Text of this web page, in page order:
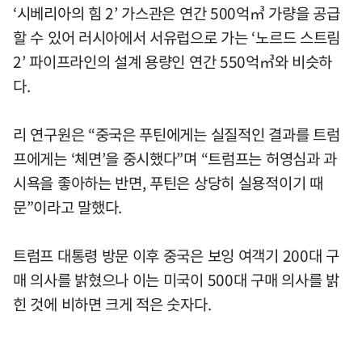
‘시베리아의 힘 2’ 가스관은 연간 500억㎥ 가량을 공급
할 수 있어 러시아에서 서유럽으로 가는 ‘노르드 스트림
2’ 파이프라인의 설계 용량인 연간 550억㎥와 비슷하
다.
리 연구원은 “중국은 푸틴에게는 실질적인 결과를 트럼
프에게는 ‘체면’을 중시했다”며 “트럼프는 허영심과 과
시욕을 좋아하는 반면, 푸틴은 상당히 실용적이기 때
문”이라고 말했다.
트럼프 대통령 방문 이후 중국은 보잉 여객기 200대 구
매 의사를 밝혔으나 이는 미국이 500대 구매 의사를 밝
힌 것에 비하면 크게 적은 숫자다.